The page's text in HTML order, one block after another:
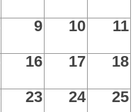
9 10
11
16 17
18
23 24
25